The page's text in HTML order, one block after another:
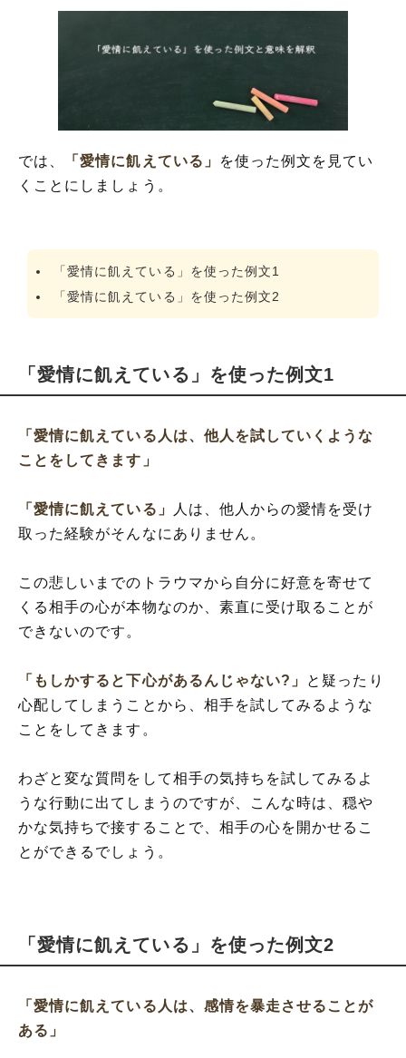
では、 「愛情に飢えている」
を使った例文を見てい
くことにしましょう。
「愛情に飢えている」を使った例文1
「愛情に飢えている」を使った例文2
「愛情に飢えている」を使った例文1
「愛情に飢えている人は、他人を試していくような
ことをしてきます」
「愛情に飢えている」
人は、他人からの愛情を受け
取った経験がそんなにありません。
この悲しいまでのトラウマから自分に好意を寄せて
くる相手の心が本物なのか、素直に受け取ることが
できないのです。
「もしかすると下心があるんじゃない?」
と疑ったり
心配してしまうことから、相手を試してみるような
ことをしてきます。
わざと変な質問をして相手の気持ちを試してみるよ
うな行動に出てしまうのですが、こんな時は、穏や
かな気持ちで接することで、相手の心を開かせるこ
とができるでしょう。
「愛情に飢えている」を使った例文2
「愛情に飢えている人は、感情を暴走させることが
ある」